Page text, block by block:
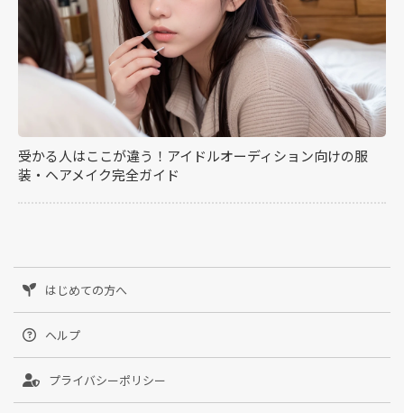
受かる人はここが違う！アイドルオーディション向けの服
装・ヘアメイク完全ガイド
はじめての方へ
ヘルプ
プライバシーポリシー